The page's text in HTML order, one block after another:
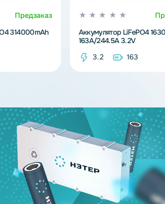
Предзаказ
LiFePO4 314000mAh
314
163A/
3.2